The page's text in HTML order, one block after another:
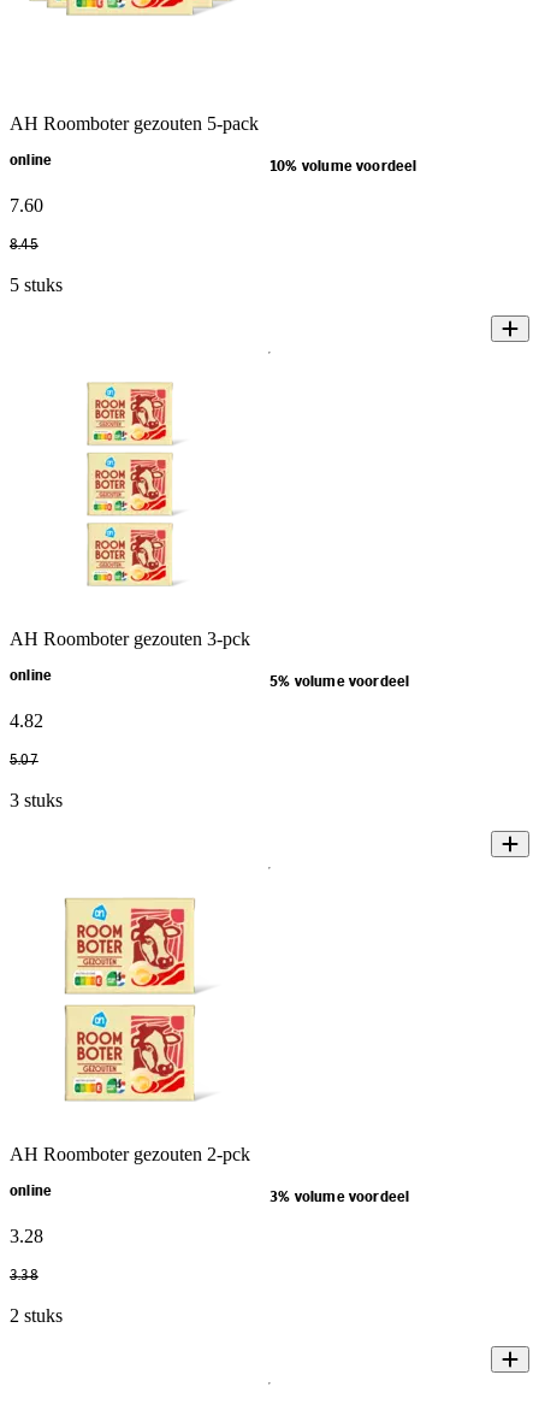
AH Roomboter gezouten 5-pack
online 10% volume voordeel
7.60
8.45
5 stuks
AH Roomboter gezouten 3-pck
online 5% volume voordeel
4.82
5.07
3 stuks
AH Roomboter gezouten 2-pck
online 3% volume voordeel
3.28
3.38
2 stuks